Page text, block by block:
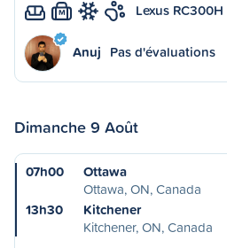
M Lexus
Anuj Pas d'évaluations
Dimanche 9 Août
07h00
Ottawa
Ottawa, ON, Canada
13h30
Kitchener
Kitchener, ON, Canada